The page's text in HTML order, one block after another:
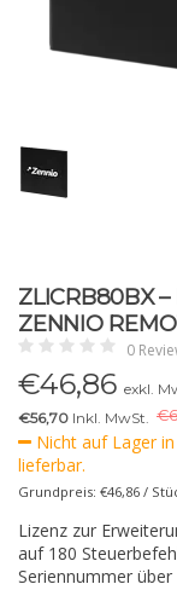
ZLICRB80BX
ZENNIO
0
€46,86 exkl.
€56,70 Inkl. MwSt. €
Nicht auf Lager
lieferbar.
Grundpreis: €46,86 /
Lizenz zur
auf 180
Seriennummer